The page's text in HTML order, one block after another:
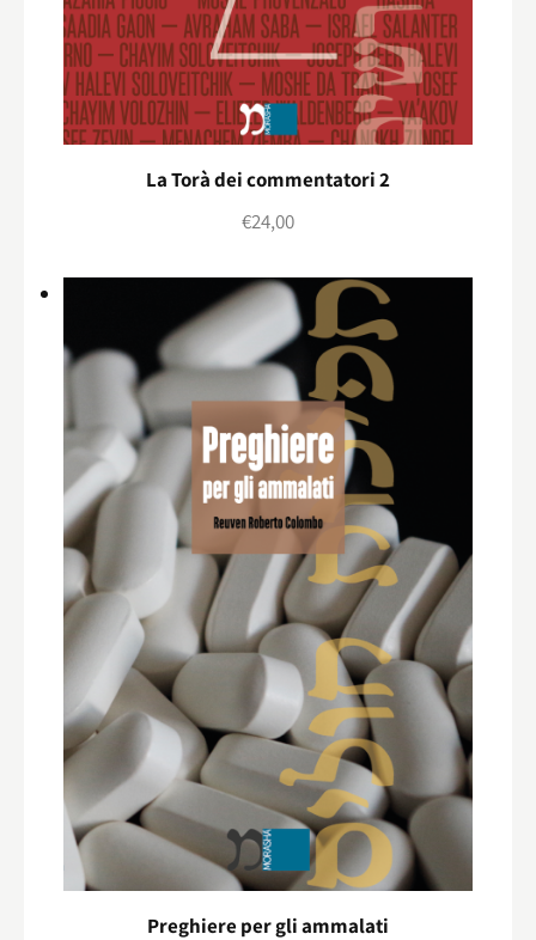
La Torà dei commentatori 2
€24,00
Preghiere per gli ammalati